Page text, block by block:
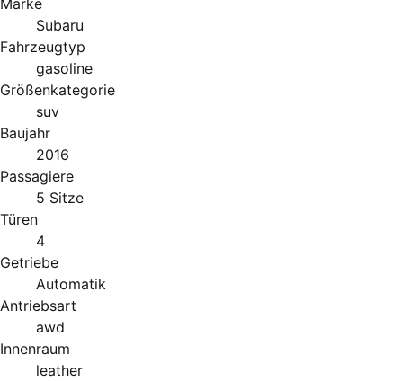
Subaru
Fahrzeugtyp
gasoline
Größenkategorie
suv
Baujahr
2016
Passagiere
5 Sitze
Türen
4
Getriebe
Automatik
Antriebsart
awd
Innenraum
leather